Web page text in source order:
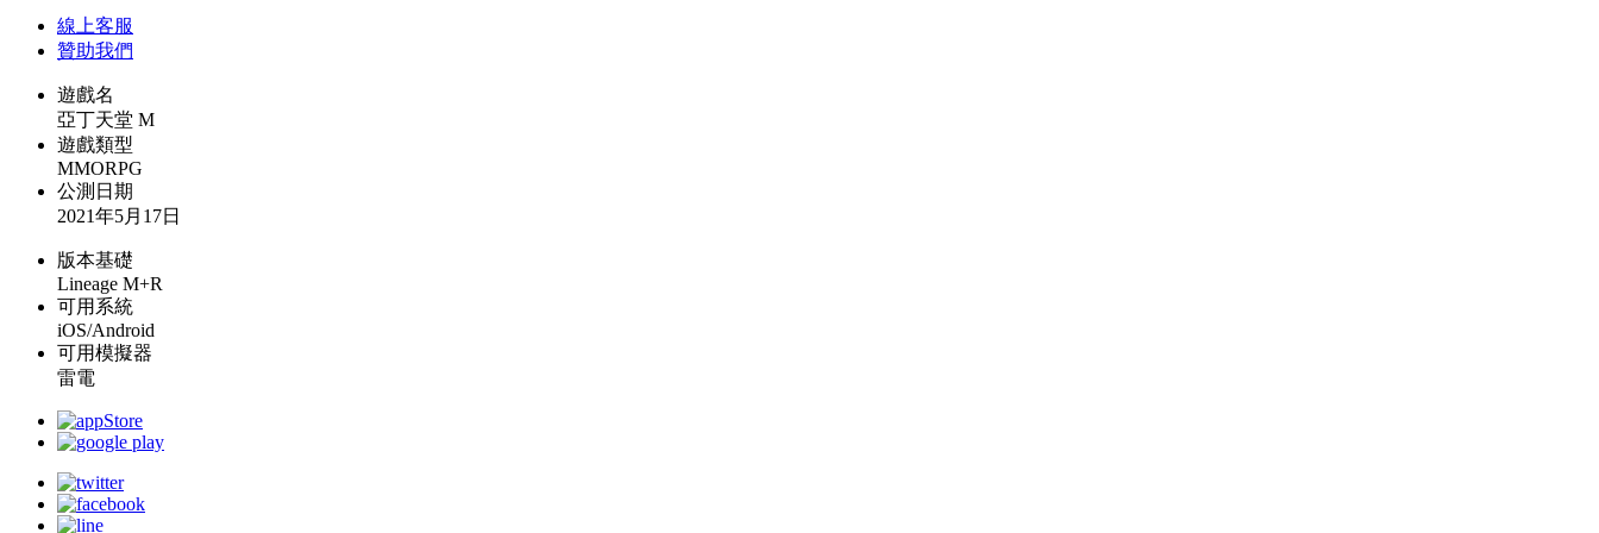
線上客服
贊助我們
遊戲名
亞丁天堂 M
遊戲類型
MMORPG
公測日期
2021年5月17日
版本基礎
Lineage M+R
可用系統
iOS/Android
可用模擬器
雷電